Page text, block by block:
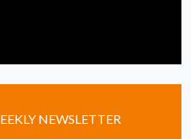
NEWSLETTER